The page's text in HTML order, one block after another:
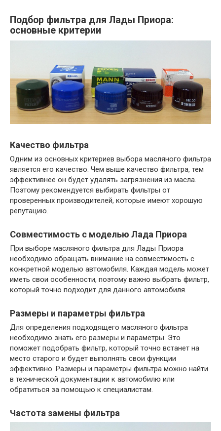
Подбор фильтра для Лады Приора:
основные критерии
Качество фильтра
Одним из основных критериев выбора масляного фильтра
является его качество. Чем выше качество фильтра, тем
эффективнее он будет удалять загрязнения из масла.
Поэтому рекомендуется выбирать фильтры от
проверенных производителей, которые имеют хорошую
репутацию.
Совместимость с моделью Лада Приора
При выборе масляного фильтра для Лады Приора
необходимо обращать внимание на совместимость с
конкретной моделью автомобиля. Каждая модель может
иметь свои особенности, поэтому важно выбрать фильтр,
который точно подходит для данного автомобиля.
Размеры и параметры фильтра
Для определения подходящего масляного фильтра
необходимо знать его размеры и параметры. Это
поможет подобрать фильтр, который точно встанет на
место старого и будет выполнять свои функции
эффективно. Размеры и параметры фильтра можно найти
в технической документации к автомобилю или
обратиться за помощью к специалистам.
Частота замены фильтра